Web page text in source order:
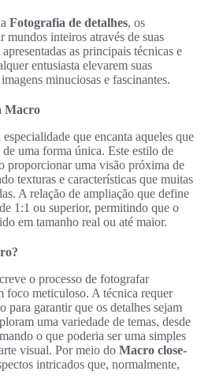
Fotografia de detalhes, os
inteiros através de suas
as principais técnicas e
entusiasta elevarem suas
minuciosas e fascinantes.
Macro
especialidade que encanta aqueles que
uma forma única. Este estilo de
proporcionar uma visão próxima de
texturas e características que muitas
A relação de ampliação que define
1:1 ou superior, permitindo que o
em tamanho real ou até maior.
o processo de fotografar
foco meticuloso. A técnica requer
para garantir que os detalhes sejam
uma variedade de temas, desde
o que poderia ser uma simples
visual. Por meio do Macro close-
intricados que, normalmente,